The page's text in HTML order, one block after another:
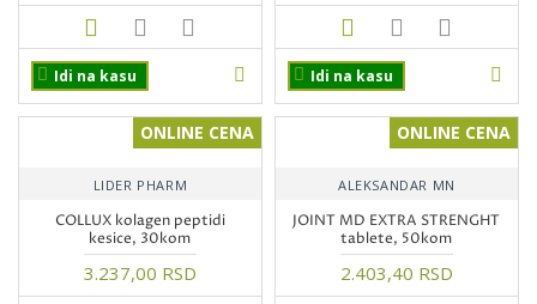
Idi na kasu Idi na kasu
ONLINE CENA
LIDER PHARM
COLLUX kolagen peptidi
kesice, 30kom
3.237,00 RSD
ONLINE CENA
ALEKSANDAR MN
JOINT MD EXTRA STRENGHT
tablete, 50kom
2.403,40 RSD